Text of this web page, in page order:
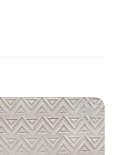
Add to
wishlist